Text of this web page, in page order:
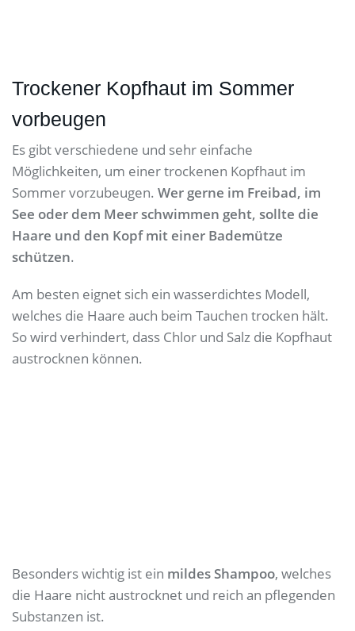
Trockener Kopfhaut im Sommer
vorbeugen
Es gibt verschiedene und sehr einfache
Möglichkeiten, um einer trockenen Kopfhaut im
Sommer vorzubeugen. Wer gerne im Freibad, im
See oder dem Meer schwimmen geht, sollte die
Haare und den Kopf mit einer Bademütze
schützen.
Am besten eignet sich ein wasserdichtes Modell,
welches die Haare auch beim Tauchen trocken hält.
So wird verhindert, dass Chlor und Salz die Kopfhaut
austrocknen können.
Besonders wichtig ist ein mildes Shampoo, welches
die Haare nicht austrocknet und reich an pflegenden
Substanzen ist.